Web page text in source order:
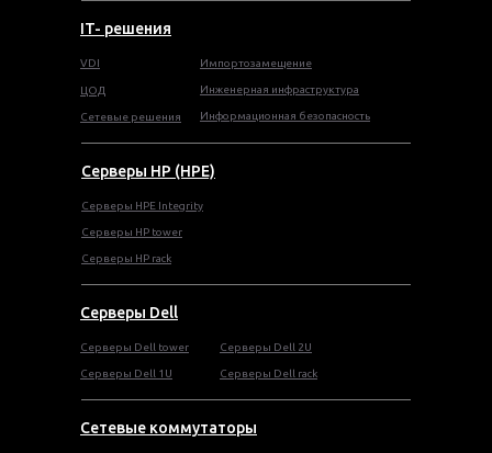
Серверы HP (HPE)
Серверы Dell
Сетевые коммутаторы
Серверы HPE Integrity
Cерверы HP tower
Cерверы HP rack
Cерверы Dell tower
Серверы Dell 1U
Серверы Dell 2U
Серверы Dell rack
VDI
ЦОД
Сетевые решения
Импортозамещение
Инженерная инфраструктура
Информационная безопасность
IT- решения